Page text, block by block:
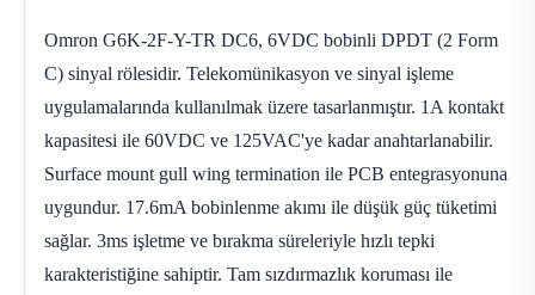
Omron G6K-2F-Y-TR DC6, 6VDC bobinli DPDT (2 Form
C) sinyal rölesidir. Telekomünikasyon ve sinyal işleme
uygulamalarında kullanılmak üzere tasarlanmıştır. 1A kontakt
kapasitesi ile 60VDC ve 125VAC'ye kadar anahtarlanabilir.
Surface mount gull wing termination ile PCB entegrasyonuna
uygundur. 17.6mA bobinlenme akımı ile düşük güç tüketimi
sağlar. 3ms işletme ve bırakma süreleriyle hızlı tepki
karakteristiğine sahiptir. Tam sızdırmazlık koruması ile